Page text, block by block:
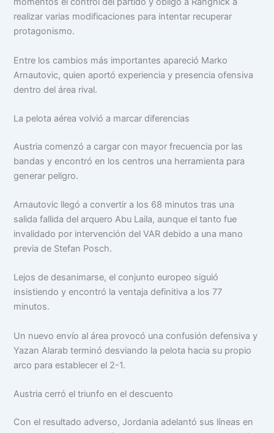
realizar varias modificaciones para intentar recuperar
protagonismo.
Entre los cambios más importantes apareció Marko
Arnautovic, quien aportó experiencia y presencia ofensiva
dentro del área rival.
La pelota aérea volvió a marcar diferencias
Austria comenzó a cargar con mayor frecuencia por las
bandas y encontró en los centros una herramienta para
generar peligro.
Arnautovic llegó a convertir a los 68 minutos tras una
salida fallida del arquero Abu Laila, aunque el tanto fue
invalidado por intervención del VAR debido a una mano
previa de Stefan Posch.
Lejos de desanimarse, el conjunto europeo siguió
insistiendo y encontró la ventaja definitiva a los 77
minutos.
Un nuevo envío al área provocó una confusión defensiva y
Yazan Alarab terminó desviando la pelota hacia su propio
arco para establecer el 2-1.
Austria cerró el triunfo en el descuento
Con el resultado adverso, Jordania adelantó sus líneas en